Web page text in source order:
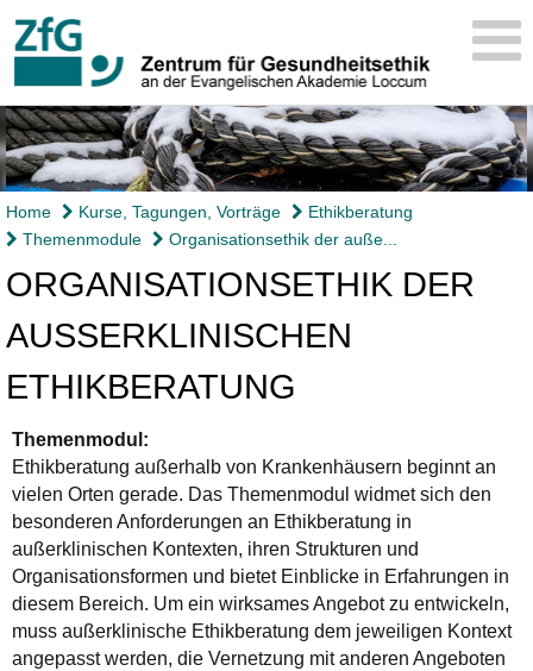
Home Kurse, Tagungen, Vorträge
Ethikberatung
Themenmodule
Organisationsethik der auße...
ORGANISATIONSETHIK DER
AUSSERKLINISCHEN E
THIKBERATUNG
Themenmodul:
Ethikberatung außerhalb von Krankenhäusern beginnt an
vielen Orten gerade. Das Themenmodul widmet sich den
besonderen Anforderungen an Ethikberatung in
außerklinischen Kontexten, ihren Strukturen und
Organisationsformen und bietet Einblicke in Erfahrungen in
diesem Bereich. Um ein wirksames Angebot zu entwickeln,
muss außerklinische Ethikberatung dem jeweiligen Kontext
angepasst werden, die Vernetzung mit anderen Angeboten